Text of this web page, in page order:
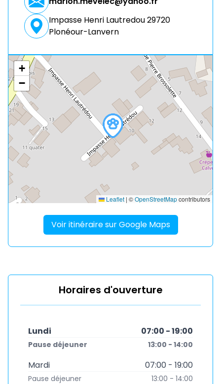
Impasse Henri Lautredou 29720
Plonéour-Lanvern
+
−
Leaflet | ©OpenStreetMapcontributors
Voir itinéraire sur Google Maps
Horaires d'ouverture
Lundi 07:00 - 19:00
Pause déjeuner 13:00 - 14:00
Mardi 07:00 - 19:00
Pause déjeuner 13:00 - 14:00